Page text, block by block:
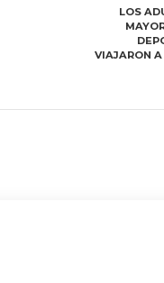
LOS
VIAJARON A